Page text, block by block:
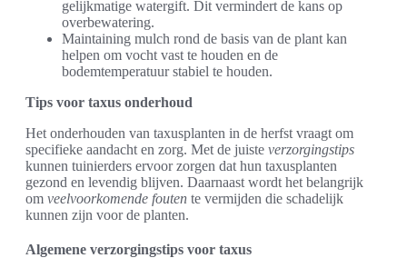
gelijkmatige watergift. Dit vermindert de kans op
overbewatering.
Maintaining mulch rond de basis van de plant kan
helpen om vocht vast te houden en de
bodemtemperatuur stabiel te houden.
Tips voor taxus onderhoud
Het onderhouden van taxusplanten in de herfst vraagt om
specifieke aandacht en zorg. Met de juiste verzorgingstips
kunnen tuinierders ervoor zorgen dat hun taxusplanten
gezond en levendig blijven. Daarnaast wordt het belangrijk
om veelvoorkomende fouten te vermijden die schadelijk
kunnen zijn voor de planten.
Algemene verzorgingstips voor taxus